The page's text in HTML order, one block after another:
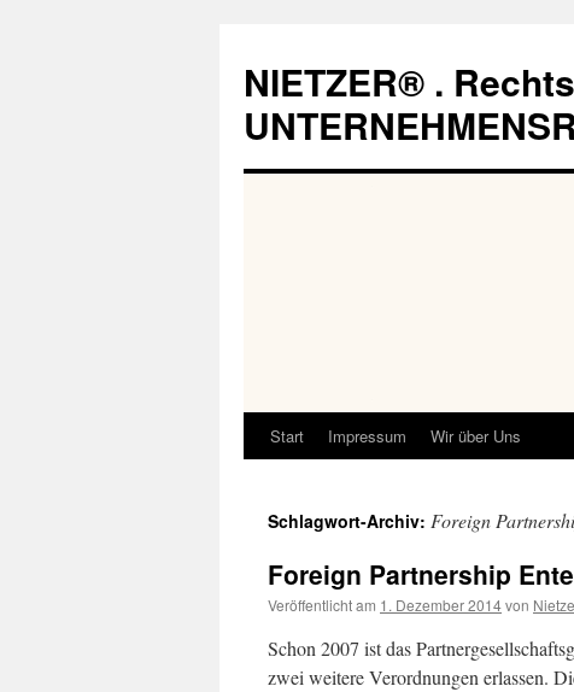
springen
NIETZER® .
Start Impressum Wir über Uns
Schlagwort-Archiv: Foreign
Foreign Partnership
Veröffentlicht am 1. Dezember 2014von
Schon 2007 ist das
zwei weitere Verordnungen erlassen.